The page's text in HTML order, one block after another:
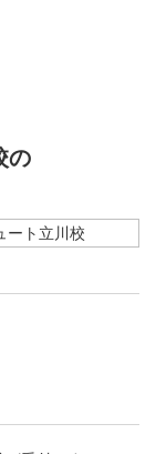
の